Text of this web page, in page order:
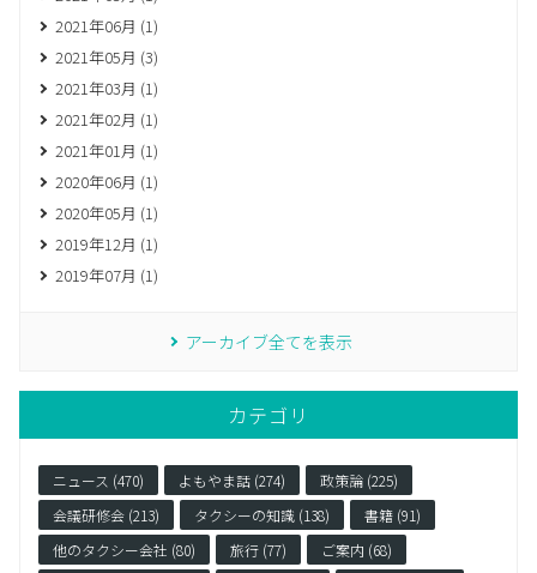
2021年06月 (1)
2021年05月 (3)
2021年03月 (1)
2021年02月 (1)
2021年01月 (1)
2020年06月 (1)
2020年05月 (1)
2019年12月 (1)
2019年07月 (1)
アーカイブ全てを表示
カテゴリ
ニュース (470) よもやま話 (274)
政策論 (225)
会議研修会 (213)
タクシーの知識 (138)
書籍 (91)
他のタクシー会社 (80)
旅行 (77)
ご案内 (68)